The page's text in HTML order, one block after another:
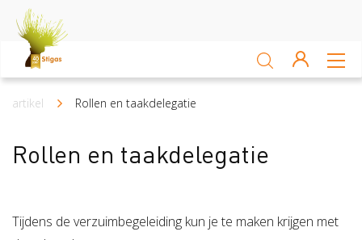
Arbocatalogus
Akkerbouw en vollegrondsteelt Bloembollenteelt en
Sluiten
Kruimelpad
artikel Rollen en taakdelegatie
Rollen en taakdelegatie
Tijdens de verzuimbegeleiding kun je te maken krijgen met